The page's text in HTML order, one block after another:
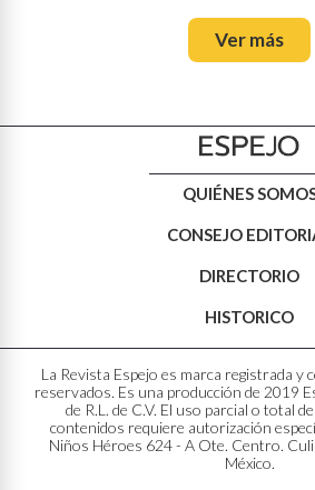
Ver más
QUIÉNES
CONSEJO
DIRECTORIO
HISTORICO
La Revista Espejo es marca registrada y
reservados. Es una producción de 2019
de R.L. de C.V. El uso parcial o total
contenidos requiere autorización
Niños Héroes 624 - A Ote. Centro.
México.